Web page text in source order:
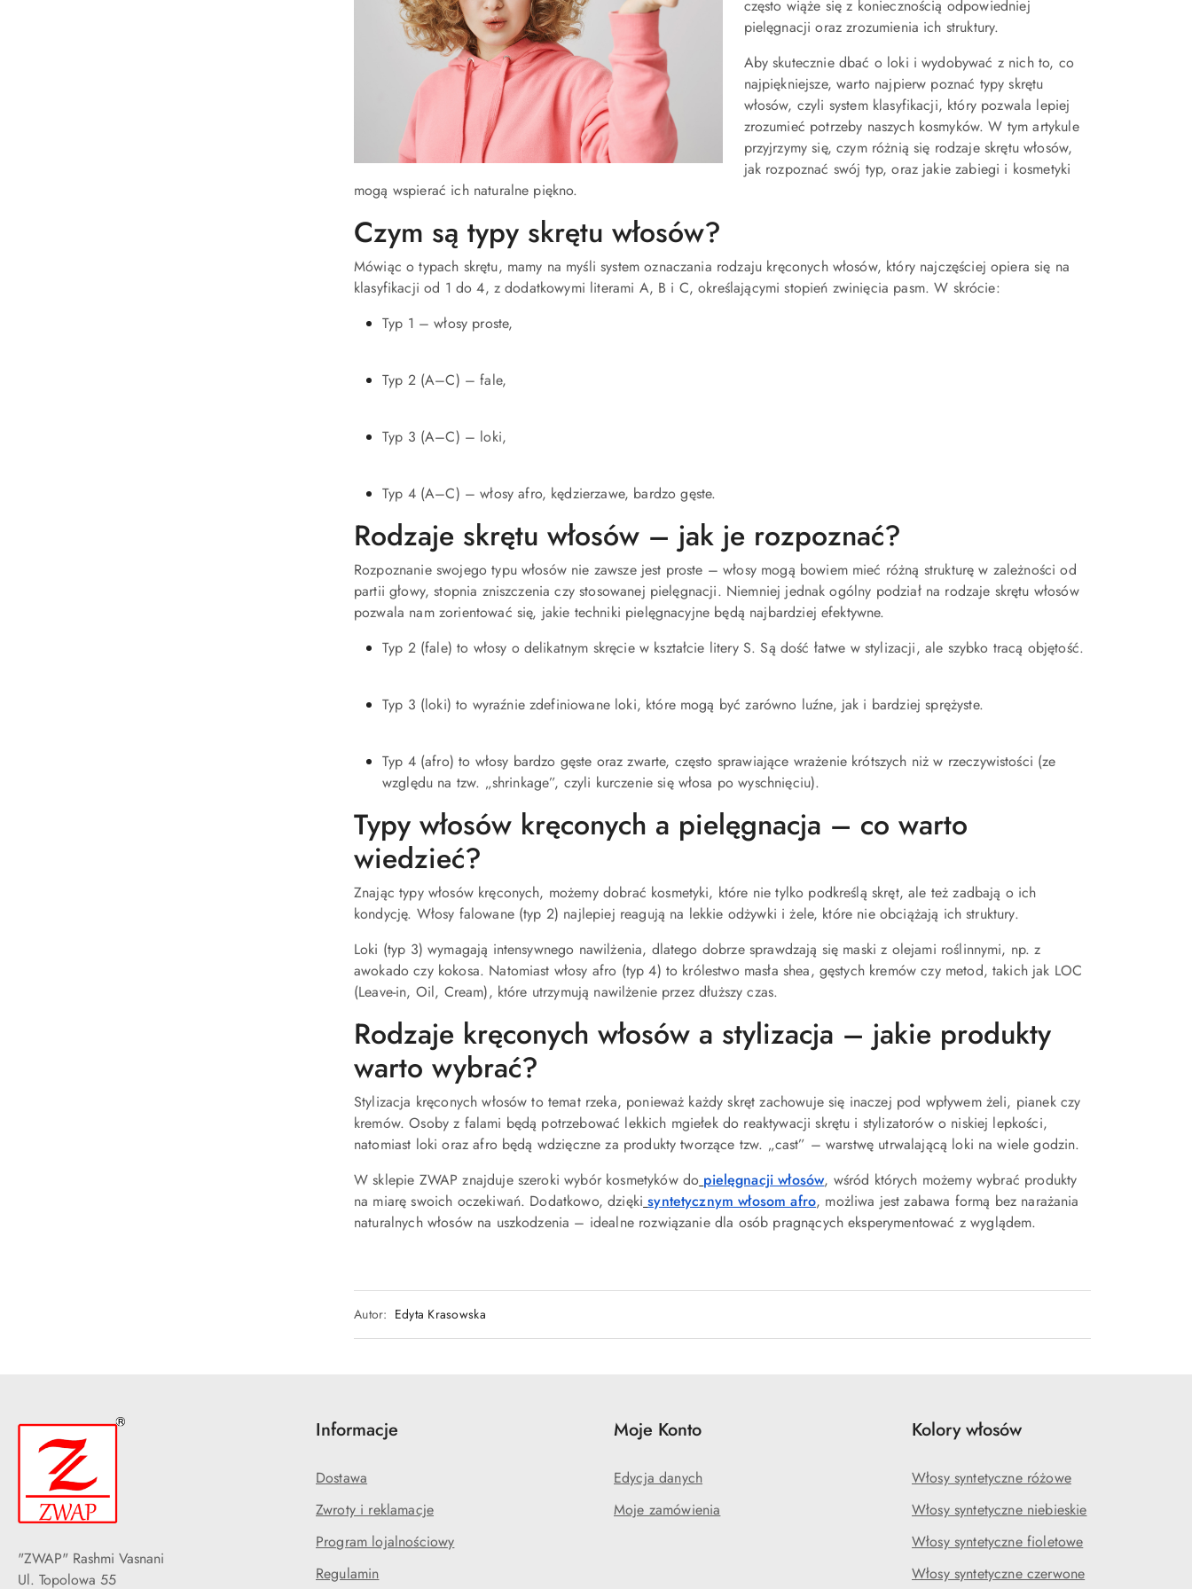
często wiąże się z koniecznością odpowiedniej
pielęgnacji oraz zrozumienia ich struktury.
Aby skutecznie dbać o loki i wydobywać z nich to, co
najpiękniejsze, warto najpierw poznać typy skrętu
włosów, czyli system klasyfikacji, który pozwala lepiej
zrozumieć potrzeby naszych kosmyków. W tym artykule
przyjrzymy się, czym różnią się rodzaje skrętu włosów,
jak rozpoznać swój typ, oraz jakie zabiegi i kosmetyki
mogą wspierać ich naturalne piękno.
Czym są typy skrętu włosów?
Mówiąc o typach skrętu, mamy na myśli system oznaczania rodzaju kręconych włosów, który najczęściej opiera się na
klasyfikacji od 1 do 4, z dodatkowymi literami A, B i C, określającymi stopień zwinięcia pasm. W skrócie:
Typ 1 – włosy proste,
Typ 2 (A–C) – fale,
Typ 3 (A–C) – loki,
Typ 4 (A–C) – włosy afro, kędzierzawe, bardzo gęste.
Rodzaje skrętu włosów – jak je rozpoznać?
Rozpoznanie swojego typu włosów nie zawsze jest proste – włosy mogą bowiem mieć różną strukturę w zależności od
partii głowy, stopnia zniszczenia czy stosowanej pielęgnacji. Niemniej jednak ogólny podział na rodzaje skrętu włosów
pozwala nam zorientować się, jakie techniki pielęgnacyjne będą najbardziej efektywne.
Typ 2 (fale) to włosy o delikatnym skręcie w kształcie litery S. Są dość łatwe w stylizacji, ale szybko tracą objętość.
Typ 3 (loki) to wyraźnie zdefiniowane loki, które mogą być zarówno luźne, jak i bardziej sprężyste.
Typ 4 (afro) to włosy bardzo gęste oraz zwarte, często sprawiające wrażenie krótszych niż w rzeczywistości (ze
względu na tzw. „shrinkage”, czyli kurczenie się włosa po wyschnięciu).
Typy włosów kręconych a pielęgnacja – co warto
wiedzieć?
Znając typy włosów kręconych, możemy dobrać kosmetyki, które nie tylko podkreślą skręt, ale też zadbają o ich
kondycję. Włosy falowane (typ 2) najlepiej reagują na lekkie odżywki i żele, które nie obciążają ich struktury.
Loki (typ 3) wymagają intensywnego nawilżenia, dlatego dobrze sprawdzają się maski z olejami roślinnymi, np. z
awokado czy kokosa. Natomiast włosy afro (typ 4) to królestwo masła shea, gęstych kremów czy metod, takich jak LOC
(Leave-in, Oil, Cream), które utrzymują nawilżenie przez dłuższy czas.
Rodzaje kręconych włosów a stylizacja – jakie produkty
warto wybrać?
Stylizacja kręconych włosów to temat rzeka, ponieważ każdy skręt zachowuje się inaczej pod wpływem żeli, pianek czy
kremów. Osoby z falami będą potrzebować lekkich mgiełek do reaktywacji skrętu i stylizatorów o niskiej lepkości,
natomiast loki oraz afro będą wdzięczne za produkty tworzące tzw. „cast” – warstwę utrwalającą loki na wiele godzin.
W sklepie ZWAP znajduje szeroki wybór kosmetyków do pielęgnacji włosów, wśród których możemy wybrać produkty
na miarę swoich oczekiwań. Dodatkowo, dzięki syntetycznym włosom afro, możliwa jest zabawa formą bez narażania
naturalnych włosów na uszkodzenia – idealne rozwiązanie dla osób pragnących eksperymentować z wyglądem.
Autor: Edyta Krasowska
"ZWAP" Rashmi Vasnani
Ul. Topolowa 55
Informacje
Dostawa
Zwroty i reklamacje
Program lojalnościowy
Regulamin
Moje Konto
Edycja danych
Moje zamówienia
Kolory włosów
Włosy syntetyczne różowe
Włosy syntetyczne niebieskie
Włosy syntetyczne fioletowe
Włosy syntetyczne czerwone